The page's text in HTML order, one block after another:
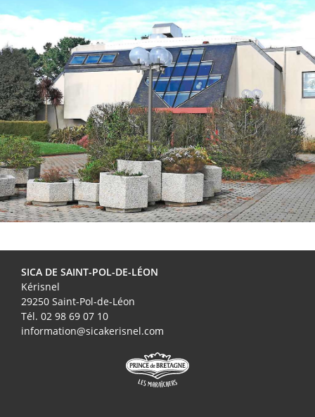
SICA DE SAINT-POL-DE-LÉON
Kérisnel
29250 Saint-Pol-de-Léon
Tél. 02 98 69 07 10
information@sicakerisnel.com